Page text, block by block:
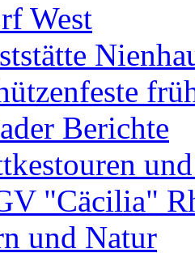
West
Berichte
"Cäcilia"
und Natur